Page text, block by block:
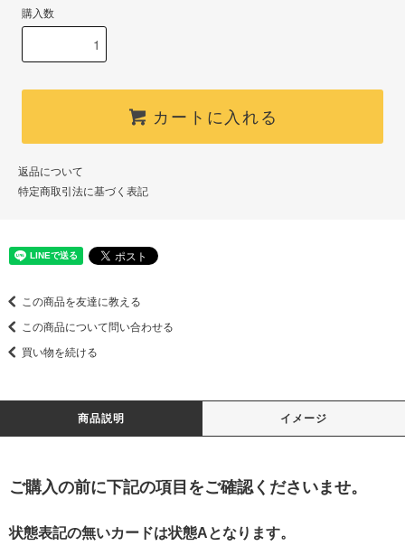
購入数
カートに入れる
返品について
特定商取引法に基づく表記
この商品を友達に教える
この商品について問い合わせる
買い物を続ける
商品説明 イメージ
ご購入の前に下記の項目をご確認くださいませ。
状態表記の無いカードは状態Aとなります。